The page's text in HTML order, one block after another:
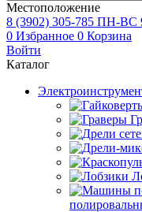
Местоположение
8 (3902) 305-785 ПН-ВС
0 Избранное 0 Корзина
Войти
Каталог